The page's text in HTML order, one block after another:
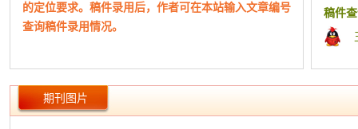
艳;黄翠
环境规
气候变
峰;45-
的定位要求。稿件录用后，作者可在本站输入文章编号
查询稿件录用情况。
（本网站所公布期刊均为正规刊物，如有侵权，请及
时告知！）
稿件
期刊图片